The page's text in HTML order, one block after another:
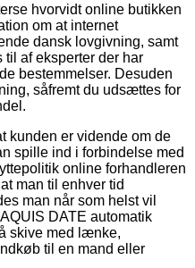
hvorvidt online butikken
om at internet
dansk lovgivning, samt
af eksperter der har
bestemmelser. Desuden
såfremt du udsættes for
kunden er vidende om de
spille ind i forbindelse med
online forhandleren
man til enhver tid
man når som helst vil
DATE automatik
skive med lænke,
til en mand eller